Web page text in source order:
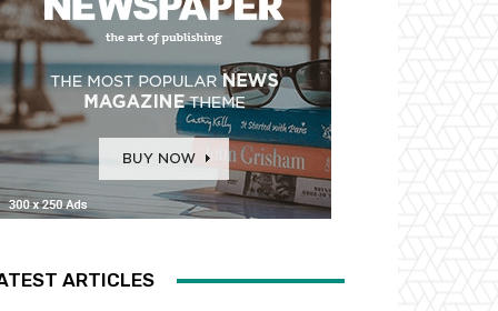
ARTICLES